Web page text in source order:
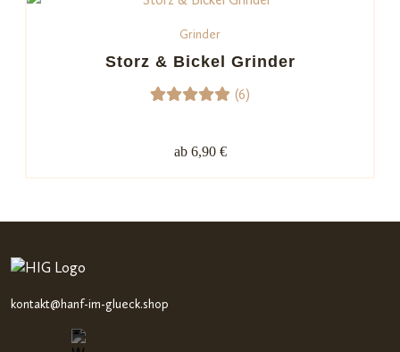
d auf
Kundenb
gen
Grinder
Storz & Bickel Grinder
5.00 von
(6)
ab 6,90 €
kontakt@hanf-im-glueck.shop